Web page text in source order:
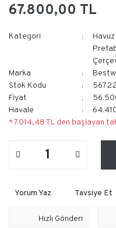
67.800,00 TL
Kategori Havuz
Marka
Stok Kodu
56722
Fiyat
Havale
* 7.014,48 TL den başlayan
Yorum Yaz Tavsiye Et
Hızlı Gönderi